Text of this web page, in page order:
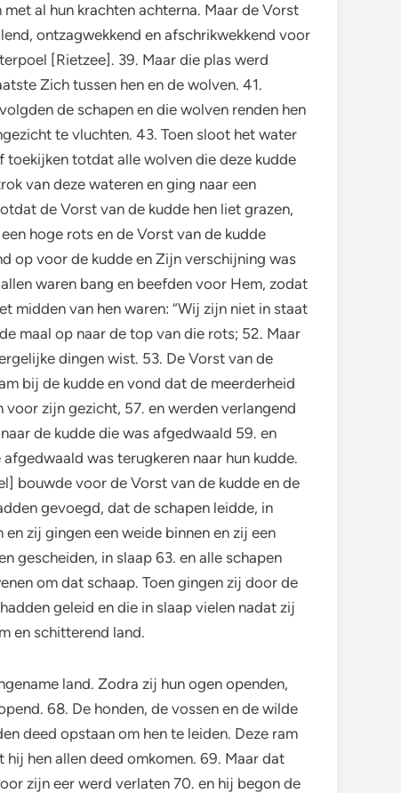
al hun krachten achterna. Maar de Vorst
ontzagwekkend en afschrikwekkend voor
[Rietzee]. 39. Maar die plas werd
Zich tussen hen en de wolven. 41.
de schapen en die wolven renden hen
te vluchten. 43. Toen sloot het water
toekijken totdat alle wolven die deze kudde
van deze wateren en ging naar een
de Vorst van de kudde hen liet grazen,
hoge rots en de Vorst van de kudde
op voor de kudde en Zijn verschijning was
waren bang en beefden voor Hem, zodat
midden van hen waren: “Wij zijn niet in staat
maal op naar de top van die rots; 52. Maar
dingen wist. 53. De Vorst van de
bij de kudde en vond dat de meerderheid
zijn gezicht, 57. en werden verlangend
de kudde die was afgedwaald 59. en
was terugkeren naar hun kudde.
bouwde voor de Vorst van de kudde en de
gevoegd, dat de schapen leidde, in
zij gingen een weide binnen en zij een
gescheiden, in slaap 63. en alle schapen
om dat schaap. Toen gingen zij door de
geleid en die in slaap vielen nadat zij
en schitterend land.
land. Zodra zij hun ogen openden,
68. De honden, de vossen en de wilde
deed opstaan om hen te leiden. Deze ram
hen allen deed omkomen. 69. Maar dat
zijn eer werd verlaten 70. en hij begon de